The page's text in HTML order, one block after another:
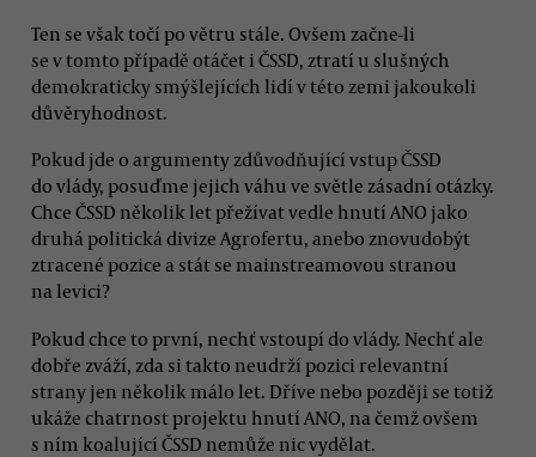
Ten se však točí po větru stále. Ovšem začne-li
se v tomto případě otáčet i ČSSD, ztratí u slušných
demokraticky smýšlejících lidí v této zemi jakoukoli
důvěryhodnost.
Pokud jde o argumenty zdůvodňující vstup ČSSD
do vlády, posuďme jejich váhu ve světle zásadní otázky.
Chce ČSSD několik let přežívat vedle hnutí ANO jako
druhá politická divize Agrofertu, anebo znovudobýt
ztracené pozice a stát se mainstreamovou stranou
na levici?
Pokud chce to první, nechť vstoupí do vlády. Nechť ale
dobře zváží, zda si takto neudrží pozici relevantní
strany jen několik málo let. Dříve nebo později se totiž
ukáže chatrnost projektu hnutí ANO, na čemž ovšem
s ním koalující ČSSD nemůže nic vydělat.